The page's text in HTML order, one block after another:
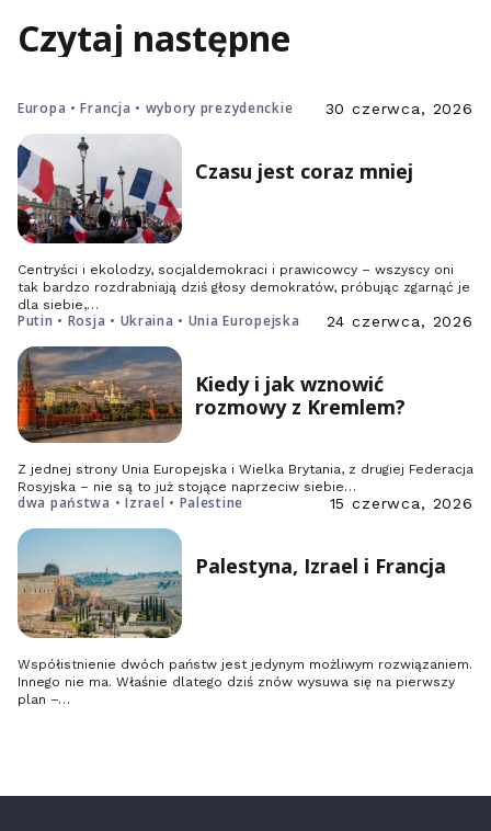
Czytaj następne
Europa • Francja • wybory prezydenckie 30 czerwca, 2026
Czasu jest coraz mniej
Centryści i ekolodzy, socjaldemokraci i prawicowcy – wszyscy oni
tak bardzo rozdrabniają dziś głosy demokratów, próbując zgarnąć je
dla siebie,…
Putin • Rosja • Ukraina • Unia Europejska 24 czerwca, 2026
Kiedy i jak wznowić
rozmowy z Kremlem?
Z jednej strony Unia Europejska i Wielka Brytania, z drugiej Federacja
Rosyjska – nie są to już stojące naprzeciw siebie…
dwa państwa • Izrael • Palestine 15 czerwca, 2026
Palestyna, Izrael i Francja
Współistnienie dwóch państw jest jedynym możliwym rozwiązaniem.
Innego nie ma. Właśnie dlatego dziś znów wysuwa się na pierwszy
plan –…